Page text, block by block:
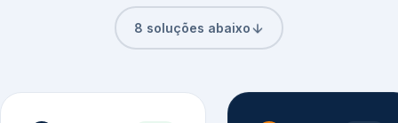
8 soluções abaixo